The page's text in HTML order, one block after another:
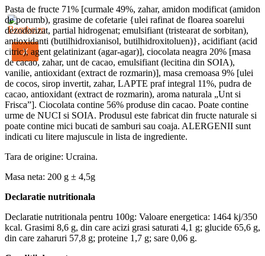
X
Pasta de fructe 71% [curmale 49%, zahar, amidon modificat (amidon
de porumb), grasime de cofetarie {ulei rafinat de floarea soarelui
dezodorizat, partial hidrogenat; emulsifiant (tristearat de sorbitan),
antioxidanti (butilhidroxianisol, butilhidroxitoluen)}, acidifiant (acid
citric), agent gelatinizant (agar-agar)], ciocolata neagra 20% [masa
de cacao, zahar, unt de cacao, emulsifiant (lecitina din SOIA),
vanilie, antioxidant (extract de rozmarin)], masa cremoasa 9% [ulei
de cocos, sirop invertit, zahar, LAPTE praf integral 11%, pudra de
cacao, antioxidant (extract de rozmarin), aroma naturala „Unt si
Frisca”]. Ciocolata contine 56% produse din cacao. Poate contine
urme de NUCI si SOIA. Produsul este fabricat din fructe naturale si
poate contine mici bucati de samburi sau coaja. ALERGENII sunt
indicati cu litere majuscule in lista de ingrediente.
Tara de origine: Ucraina.
Masa neta: 200 g ± 4,5g
Declaratie nutritionala
Declaratie nutritionala pentru 100g: Valoare energetica: 1464 kj/350
kcal. Grasimi 8,6 g, din care acizi grasi saturati 4,1 g; glucide 65,6 g,
din care zaharuri 57,8 g; proteine 1,7 g; sare 0,06 g.